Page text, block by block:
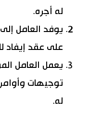
له أجره.
يوفد العامل
على عقد إيفاد
يعمل العامل
توجيهات
له.